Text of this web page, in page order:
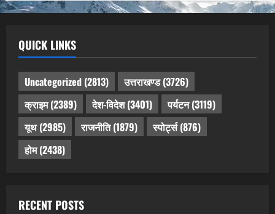
QUICK LINKS
Uncategorized (2813) उत्तराखण्ड(3726)
क्राइम(2389) देश-विदेश(3401) पर्यटन(3119)
यूथ(2985) राजनीति(1879) स्पोर्ट्स(876)
होम(2438)
RECENT POSTS